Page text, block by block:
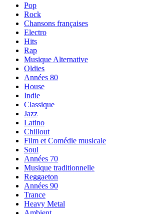
Pop
Rock
Chansons françaises
Electro
Hits
Rap
Musique Alternative
Oldies
Années 80
House
Indie
Classique
Jazz
Latino
Chillout
Film et Comédie musicale
Soul
Années 70
Musique traditionnelle
Reggaeton
Années 90
Trance
Heavy Metal